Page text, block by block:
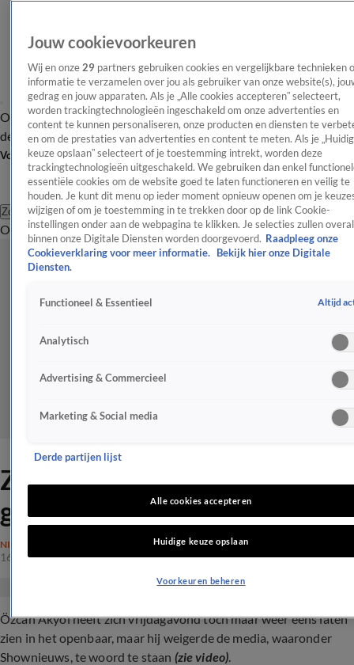
OverzichtAfleveringen Entertainment TV Algemeen
Tip
de redactieNieuwsbrief
Volg Shownieuws
Zoeken
OverzichtEntertainmentSpraakmakendRealityCrimeVideo's
ZIEN: Özcan Akyol heeft
geen zin in de pers
NIEUWS
16 mrt 2024, 11:03
Özcan Akyol heeft zich vrijdagavond toch maar weer eens laten
zien in het openbaar, maar hij weigerde de media, waaronder
Shownieuws, te woord te staan (zie video).
Jouw cookievoorkeuren
Wij en onze 29 partners gebruiken cookies en vergelijkbare technieken
informatie te verzamelen over jou als gebruiker van onze website(s),
gedrag en jouw apparaten. Als je „Alle cookies accepteren” selecteert,
worden trackingtechnologieën ingeschakeld om onze advertenties en
content te kunnen personaliseren, onze producten en diensten te
en om de prestaties van advertenties en content te meten. Als je
keuze opslaan” selecteert of je toestemming intrekt, worden deze
trackingtechnologieën uitgeschakeld. We gebruiken dan enkel
essentiële cookies om de website goed te laten functioneren en veilig te
houden. Je kunt dit menu op ieder moment opnieuw openen om je
wijzigen of om je toestemming in te trekken door op de link Cookie-
instellingen onder aan de webpagina te klikken. Je selecties zullen overal
binnen onze Digitale Diensten worden doorgevoerd. Raadpleeg onze
Cookieverklaring voor meer informatie.
Bekijk hier onze Digitale
Diensten.
Functioneel & Essentieel Altijd
Analytisch
Advertising & Commercieel
Marketing & Social media
Derde partijen lijst
Alle cookies accepteren
Huidige keuze opslaan
Voorkeuren beheren